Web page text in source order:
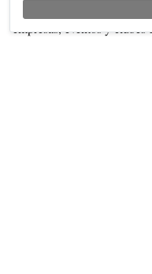
jornada de presentaciones
empresas, eventos y